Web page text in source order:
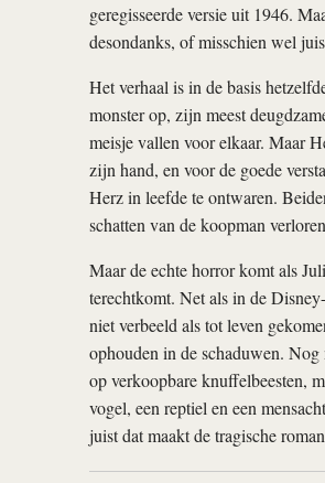
geregisseerde versie uit 1946.
desondanks, of misschien wel
Het verhaal is in de basis
monster op, zijn meest
meisje vallen voor elkaar. Maar
zijn hand, en voor de goede
Herz in leefde te ontwaren.
schatten van de koopman
Maar de echte horror komt als
terechtkomt. Net als in de
niet verbeeld als tot leven
ophouden in de schaduwen.
op verkoopbare knuffelbeesten,
vogel, een reptiel en een
juist dat maakt de tragische